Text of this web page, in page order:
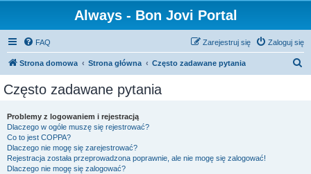
Always - Bon Jovi Portal
FAQ Zaloguj się
Zarejestruj się
Strona domowa Strona główna Często zadawane pytania
Często zadawane pytania
Problemy z logowaniem i rejestracją
Dlaczego w ogóle muszę się rejestrować?
Co to jest COPPA?
Dlaczego nie mogę się zarejestrować?
Rejestracja została przeprowadzona poprawnie, ale nie mogę się zalogować!
Dlaczego nie mogę się zalogować?